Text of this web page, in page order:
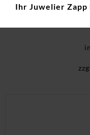
Ihr Juwelier Zapp